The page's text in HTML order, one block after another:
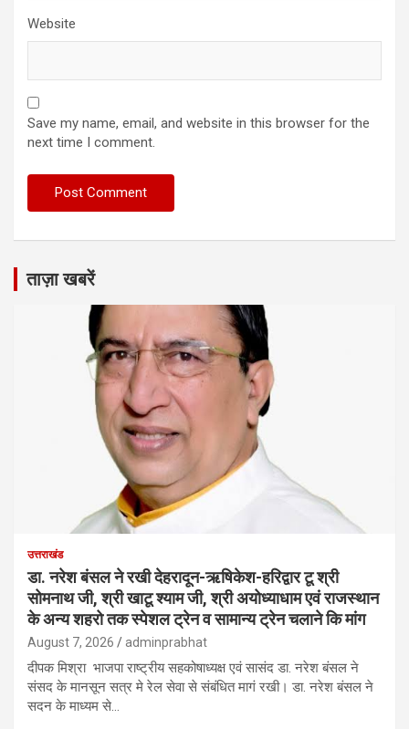
Website
Save my name, email, and website in this browser for the
next time I comment.
ताज़ा खबरें
उत्तराखंड
डा. नरेश बंसल ने रखी देहरादून-ऋषिकेश-हरिद्वार टू श्री
सोमनाथ जी, श्री खाटू श्याम जी, श्री अयोध्याधाम एवं राजस्थान
के अन्य शहरो तक स्पेशल ट्रेन व सामान्य ट्रेन चलाने कि मांग
August 7, 2026 adminprabhat
दीपक मिश्रा भाजपा राष्ट्रीय सहकोषाध्यक्ष एवं सासंद डा. नरेश बंसल ने
संसद के मानसून सत्र मे रेल सेवा से संबंधित मागं रखी। डा. नरेश बंसल ने
सदन के माध्यम से…